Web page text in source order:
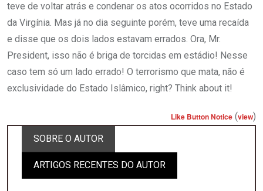
teve de voltar atrás e condenar os atos ocorridos no Estado
da Virgínia. Mas já no dia seguinte porém, teve uma recaída
e disse que os dois lados estavam errados. Ora, Mr.
President, isso não é briga de torcidas em estádio! Nesse
caso tem só um lado errado! O terrorismo que mata, não é
exclusividade do Estado Islâmico, right? Think about it!
Like Button Notice (view)
SOBRE O AUTOR
ARTIGOS RECENTES DO AUTOR